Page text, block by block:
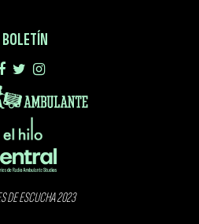
DE ESCUCHA 2023